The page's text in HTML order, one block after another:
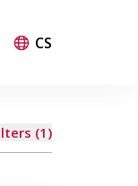
CS
by touch or
(1)